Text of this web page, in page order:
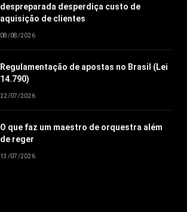
despreparada desperdiça custo de
aquisição de clientes
08/08/2026
Regulamentação de apostas no Brasil (Lei
14.790)
22/07/2026
O que faz um maestro de orquestra além
de reger
13/07/2026